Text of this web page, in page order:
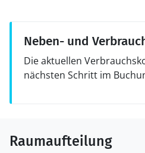
Neben- und
Die aktuellen
nächsten Schritt im
Raumaufteilung